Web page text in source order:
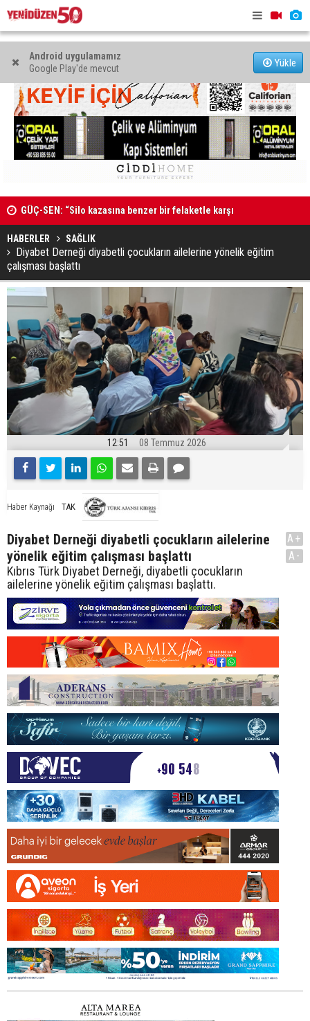
Android uygulamamız
Google Play'de mevcut
Yükle
GÜÇ-SEN: “Silo kazasına benzer bir felaketle karşı
karşıya kalınmaması adına harekete geçtik
MAHKEME İLANI
HABERLER SAĞLIK
Diyabet Derneği diyabetli çocukların ailelerine yönelik eğitim
çalışması başlattı
12:51 08 Temmuz 2026
Haber Kaynağı TAK
Diyabet Derneği diyabetli çocukların ailelerine
yönelik eğitim çalışması başlattı
Kıbrıs Türk Diyabet Derneği, diyabetli çocukların
ailelerine yönelik eğitim çalışması başlattı.
A+
A-